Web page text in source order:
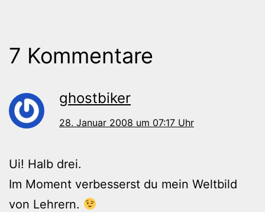
7 Kommentare
ghostbiker
28. Januar 2008 um 07:17 Uhr
Ui! Halb drei.
Im Moment verbesserst du mein Weltbild
von Lehrern.